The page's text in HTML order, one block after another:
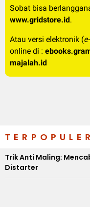
Sobat bisa
www.gridstore.id.
Atau versi elektronik (
online di :
majalah.id
TERPOPULER
Trik Anti Maling:
Distarter